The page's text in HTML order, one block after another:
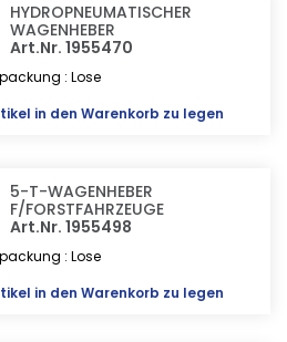
HYDROPNEUMATISCHER
WAGENHEBER
Art.Nr. 1955470
: Lose
in den Warenkorb zu legen
5-T-WAGENHEBER
F/FORSTFAHRZEUGE
Art.Nr. 1955498
: Lose
in den Warenkorb zu legen